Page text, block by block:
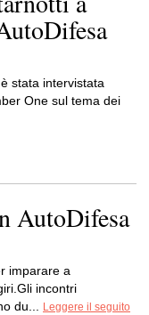
stata intervistata
One sul tema dei
AutoDifesa
imparare a
incontri
du...
Leggere il seguito